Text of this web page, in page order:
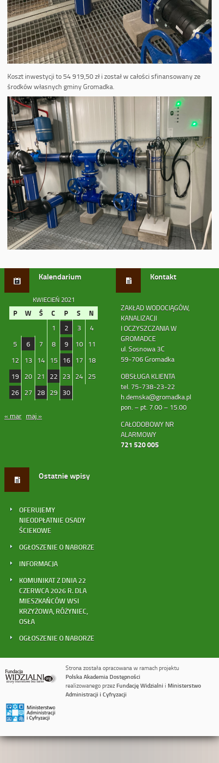
Koszt inwestycji to 54 919,50 zł i został w całości sfinansowany ze
środków własnych gminy Gromadka.
Kalendarium
KWIECIEŃ 2021
P W Ś C P S N
1 2 3
4
5
6 7 8 9 10
11
12
13 14 15 16 17
18
19
20 21 22 23 24
25
26
27 28 29 30
« mar maj »
Kontakt
ZAKŁAD WODOCIĄGÓW,
KANALIZACJI
I OCZYSZCZANIA W
GROMADCE
ul. Sosnowa 3C
59-706 Gromadka
OBSŁUGA KLIENTA
tel. 75-738-23-22
h.demska@gromadka.pl
pon. – pt. 7.00 – 15.00
CAŁODOBOWY NR
ALARMOWY
721 520 005
Ostatnie wpisy
OFERUJEMY
NIEODPŁATNIE OSADY
ŚCIEKOWE
OGŁOSZENIE O NABORZE
INFORMACJA
KOMUNIKAT Z DNIA 22
CZERWCA 2026 R. DLA
MIESZKAŃCÓW WSI
KRZYŻOWA, RÓŻYNIEC,
OSŁA
OGŁOSZENIE O NABORZE
Strona została opracowana w ramach projektu
Polska Akademia Dostępności
realizowanego przez Fundację Widzialni i Ministerstwo
Administracji i Cyfryzacji